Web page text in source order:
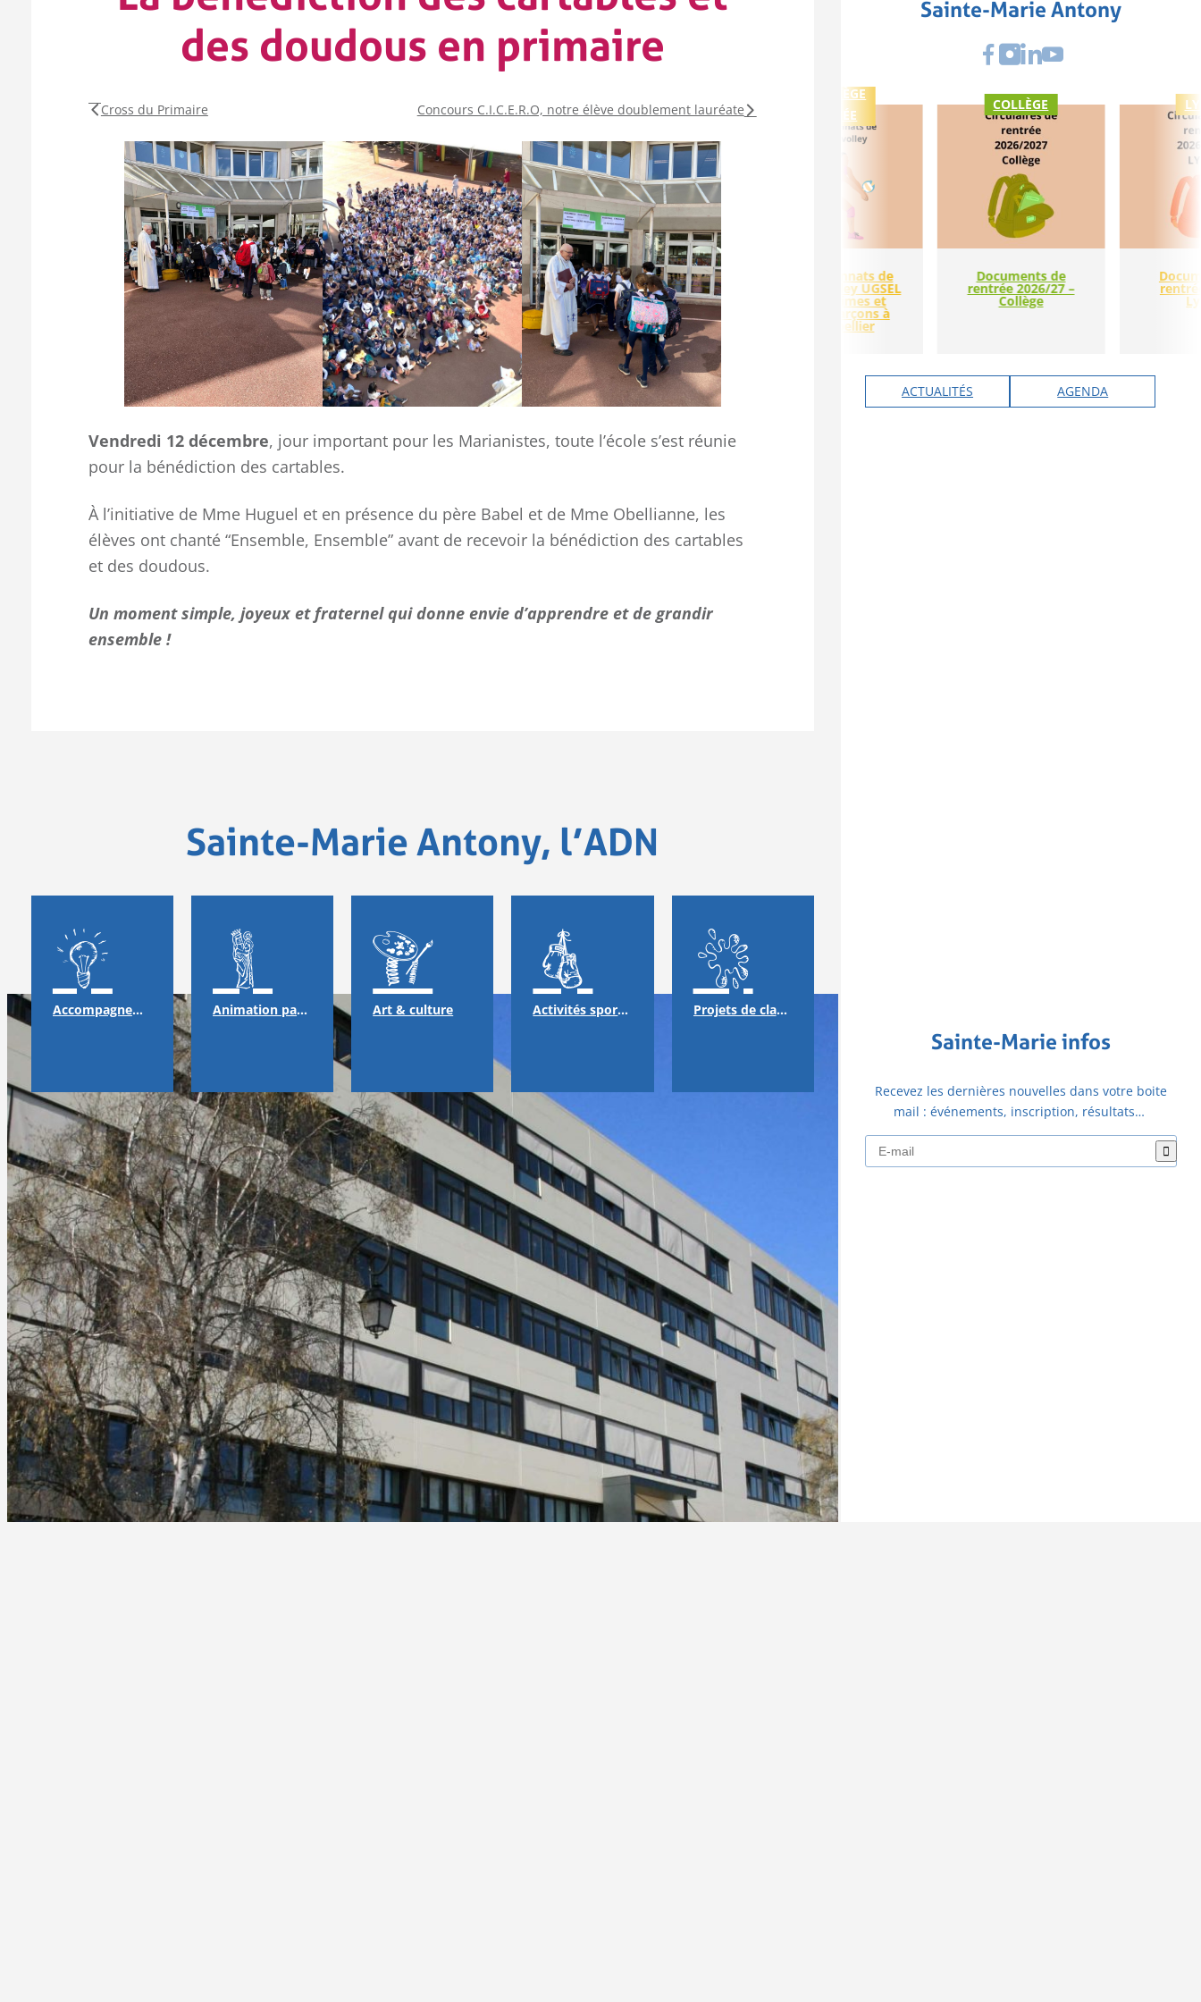
des doudous en primaire
Concours C.I.C.E.R.O, notre élève doublement lauréate
Cross du Primaire
Vendredi 12 décembre, jour important pour les Marianistes, toute l’école s’est réunie
pour la bénédiction des cartables.
À l’initiative de Mme Huguel et en présence du père Babel et de Mme Obellianne, les
élèves ont chanté “Ensemble, Ensemble” avant de recevoir la bénédiction des cartables
et des doudous.
Un moment simple, joyeux et fraternel qui donne envie d’apprendre et de grandir
ensemble !
Sainte-Marie Antony, l’ADN
Accompagnement Animation pastorale & solidarité Art & culture Activités sportives Projets de classes & échanges
Sainte-Marie Antony
Championnat
National UGSEL de
Natation
LYCÉE
Championnats de
France volley UGSEL
des minimes et
cadets garçons à
Montpellier
COLLÈGE
LYCÉE
Documents de
rentrée 2026/27 –
Collège
COLLÈGE
ACTUALITÉS AGENDA
Sainte-Marie infos
Recevez les dernières nouvelles dans votre boite
mail : événements, inscription, résultats…
